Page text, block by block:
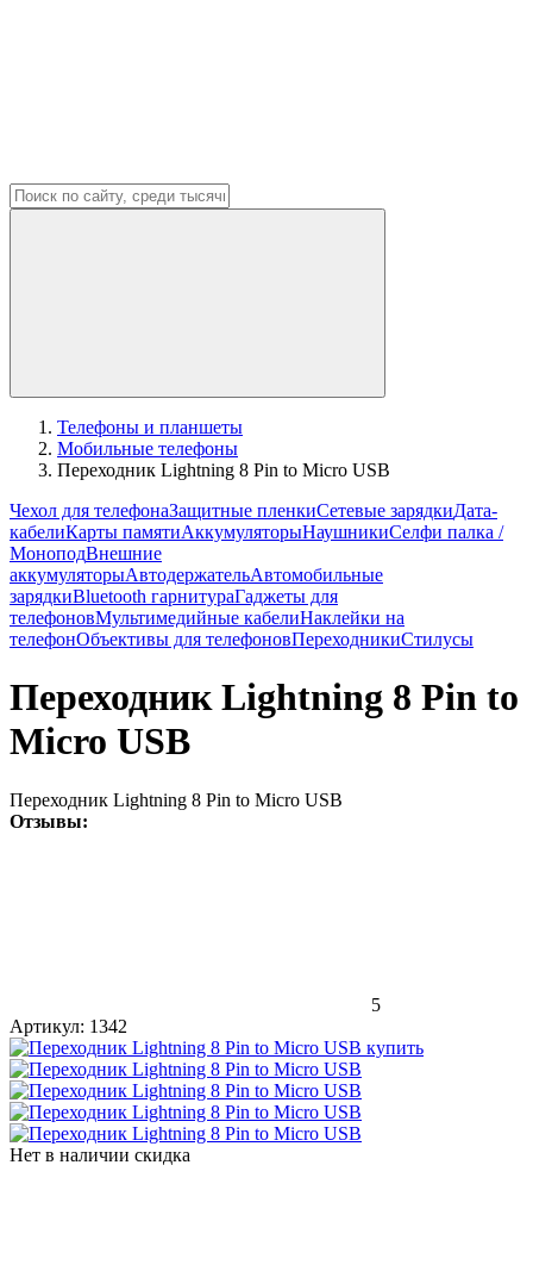
Телефоны и планшеты
Мобильные телефоны
Переходник Lightning 8 Pin to Micro USB
Чехол для телефонаЗащитные пленкиСетевые зарядкиДата-
кабелиКарты памятиАккумуляторыНаушникиСелфи палка /
МоноподВнешние
аккумуляторыАвтодержательАвтомобильные
зарядкиBluetooth гарнитураГаджеты для
телефоновМультимедийные кабелиНаклейки на
телефонОбъективы для телефоновПереходникиСтилусы
Переходник Lightning 8 Pin to
Micro USB
Переходник Lightning 8 Pin to Micro USB
Отзывы:
5
Артикул: 1342
Нет в наличии скидка